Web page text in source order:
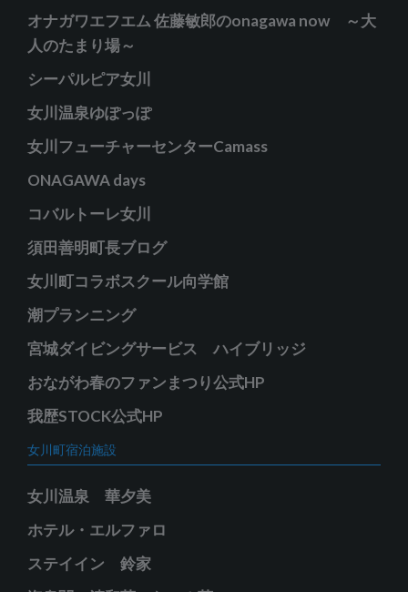
オナガワエフエム 佐藤敏郎のonagawa now ～大
人のたまり場～
シーパルピア女川
女川温泉ゆぽっぽ
女川フューチャーセンターCamass
ONAGAWA days
コバルトーレ女川
須田善明町長ブログ
女川町コラボスクール向学館
潮プランニング
宮城ダイビングサービス ハイブリッジ
おながわ春のファンまつり公式HP
我歴STOCK公式HP
女川町宿泊施設
女川温泉 華夕美
ホテル・エルファロ
ステイイン 鈴家